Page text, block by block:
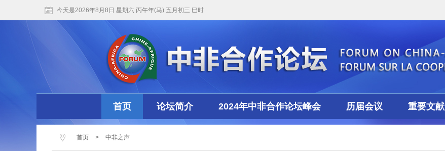
今天是2026年8月8日 星期六 丙午年(马) 五月初三 巳时
首页 论坛简介 2024年中非合作论坛峰会 历届会议 重要文献
首页 > 中非之声